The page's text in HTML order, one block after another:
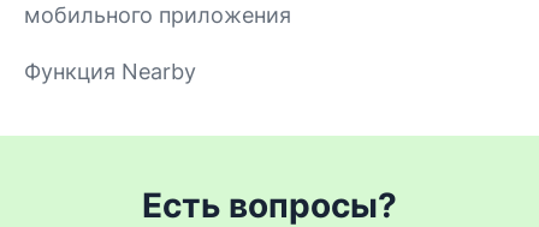
мобильного приложения
Функция Nearby
Есть вопросы?